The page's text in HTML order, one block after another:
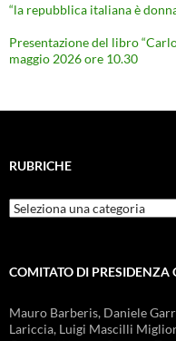
“la repubblica italiana è
Presentazione del libro
maggio 2026 ore 10.30
RUBRICHE
Rubriche
COMITATO DI PRESIDENZA
Mauro Barberis, Daniele
Lariccia, Luigi Mascilli